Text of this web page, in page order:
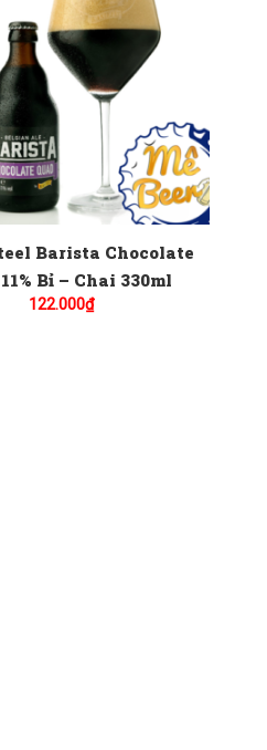
Barista Chocolate
Bỉ – Chai 330ml
122.000₫